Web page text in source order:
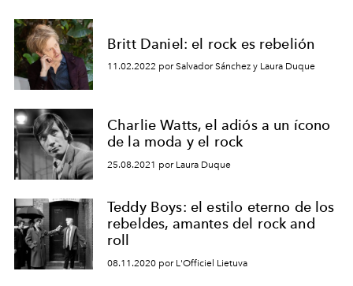
Britt Daniel: el rock es rebelión
11.02.2022 por Salvador Sánchez y Laura Duque
Charlie Watts, el adiós a un ícono
de la moda y el rock
25.08.2021 por Laura Duque
Teddy Boys: el estilo eterno de los
rebeldes, amantes del rock and
roll
08.11.2020 por L'Officiel Lietuva